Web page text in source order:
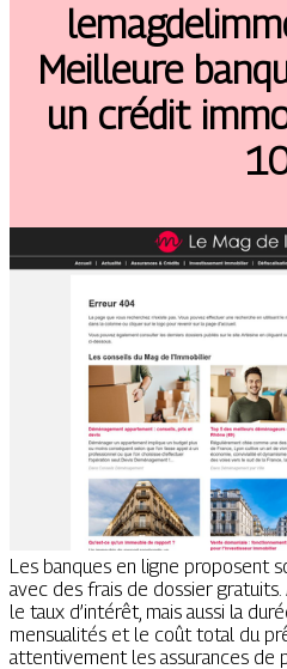
Meilleure
un crédit
Les banques en ligne proposent
avec des frais de dossier
le taux d’intérêt, mais aussi la
mensualités et le coût total du
attentivement les assurances de